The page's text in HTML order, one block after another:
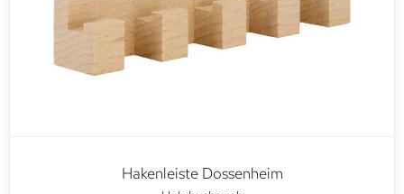
Hakenleiste Dossenheim